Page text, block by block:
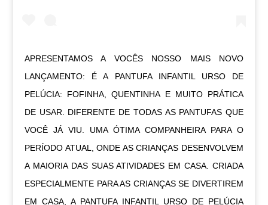
APRESENTAMOS A VOCÊS NOSSO MAIS NOVO
LANÇAMENTO: É A PANTUFA INFANTIL URSO DE
PELÚCIA: FOFINHA, QUENTINHA E MUITO PRÁTICA
DE USAR. DIFERENTE DE TODAS AS PANTUFAS QUE
VOCÊ JÁ VIU. UMA ÓTIMA COMPANHEIRA PARA O
PERÍODO ATUAL, ONDE AS CRIANÇAS DESENVOLVEM
A MAIORIA DAS SUAS ATIVIDADES EM CASA. CRIADA
ESPECIALMENTE PARA AS CRIANÇAS SE DIVERTIREM
EM CASA, A PANTUFA INFANTIL URSO DE PELÚCIA